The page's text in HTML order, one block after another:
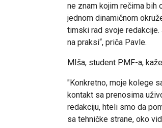
ne znam kojim rečima bih
jednom dinamičnom
timski rad svoje
na praksi“, priča Pavle.
MIša, student PMF-a,
"Konkretno, moje kolege
kontakt sa prenosima
redakciju, hteli smo da
sa tehničke strane, oko